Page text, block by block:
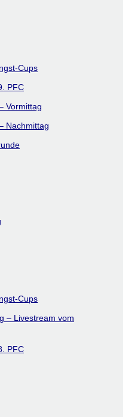
Cups
PFC
Vormittag
Nachmittag
Cups
– Livestream vom
PFC